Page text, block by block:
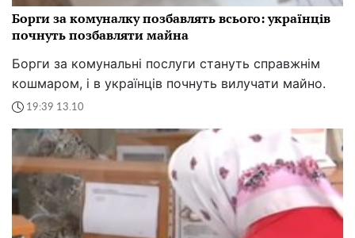
Борги за комуналку позбавлять всього: українців
почнуть позбавляти майна
Борги за комунальні послуги стануть справжнім
кошмаром, і в українців почнуть вилучати майно.
19:39 13.10